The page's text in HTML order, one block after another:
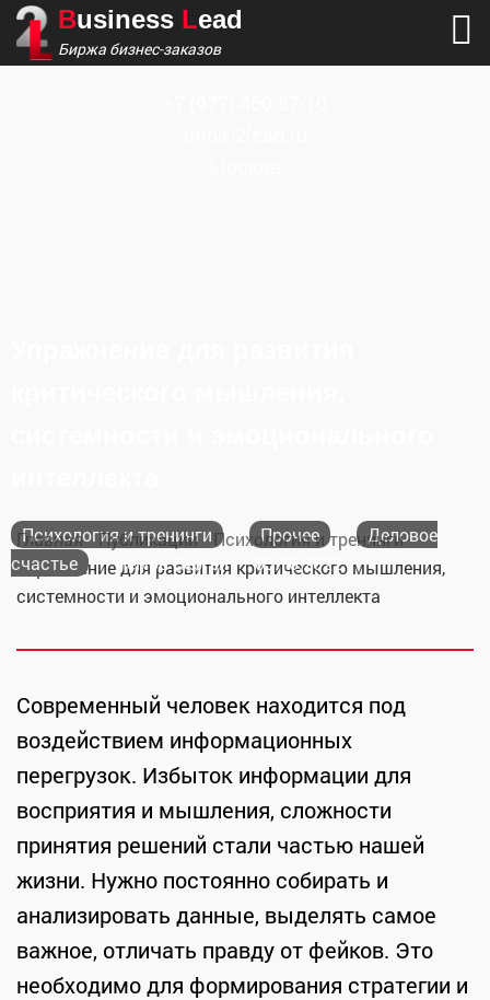
Business Lead
Биржа бизнес-заказов
Психология и тренинги Прочее
Деловое
счастье
Немов Сергей 03.10.2022
Главная Публикации
Психология и тренинги
Упражнение для развития критического мышления,
системности и эмоционального интеллекта
Современный человек находится под
воздействием информационных
перегрузок. Избыток информации для
восприятия и мышления, сложности
принятия решений стали частью нашей
жизни. Нужно постоянно собирать и
анализировать данные, выделять самое
важное, отличать правду от фейков. Это
необходимо для формирования стратегии и